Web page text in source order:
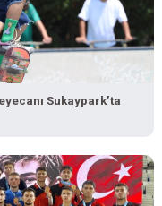
Sukaypark’ta